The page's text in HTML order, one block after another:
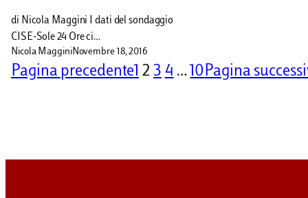
di Nicola Maggini I dati del sondaggio
CISE-Sole 24 Ore ci…
Nicola MagginiNovembre 18, 2016
Pagina precedente1 2 3 4 … 10Pagina